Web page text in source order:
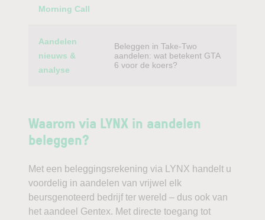
Morning Call
Aandelen
nieuws &
analyse
Beleggen in Take-Two
aandelen: wat betekent GTA
6 voor de koers?
Waarom via LYNX in aandelen
beleggen?
Met een beleggingsrekening via LYNX handelt u
voordelig in aandelen van vrijwel elk
beursgenoteerd bedrijf ter wereld – dus ook van
het aandeel Gentex. Met directe toegang tot